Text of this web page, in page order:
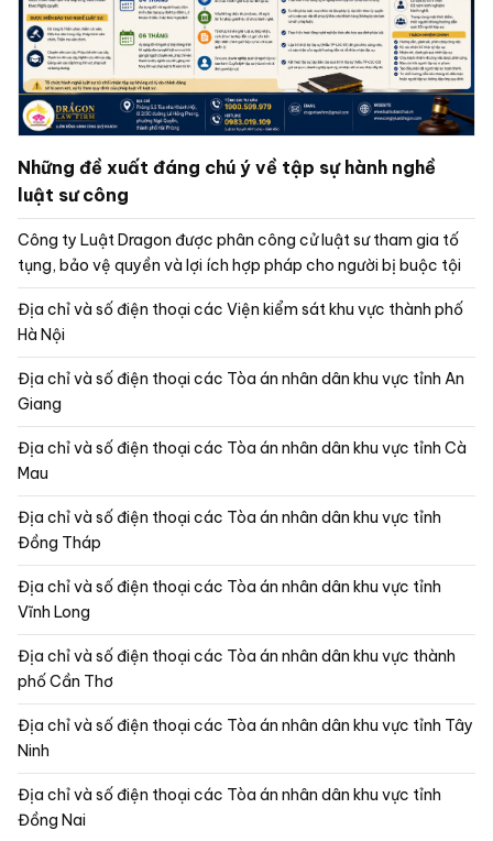
Những đề xuất đáng chú ý về tập sự hành nghề
luật sư công
Công ty Luật Dragon được phân công cử luật sư tham gia tố
tụng, bảo vệ quyền và lợi ích hợp pháp cho người bị buộc tội
Địa chỉ và số điện thoại các Viện kiểm sát khu vực thành phố
Hà Nội
Địa chỉ và số điện thoại các Tòa án nhân dân khu vực tỉnh An
Giang
Địa chỉ và số điện thoại các Tòa án nhân dân khu vực tỉnh Cà
Mau
Địa chỉ và số điện thoại các Tòa án nhân dân khu vực tỉnh
Đồng Tháp
Địa chỉ và số điện thoại các Tòa án nhân dân khu vực tỉnh
Vĩnh Long
Địa chỉ và số điện thoại các Tòa án nhân dân khu vực thành
phố Cần Thơ
Địa chỉ và số điện thoại các Tòa án nhân dân khu vực tỉnh Tây
Ninh
Địa chỉ và số điện thoại các Tòa án nhân dân khu vực tỉnh
Đồng Nai